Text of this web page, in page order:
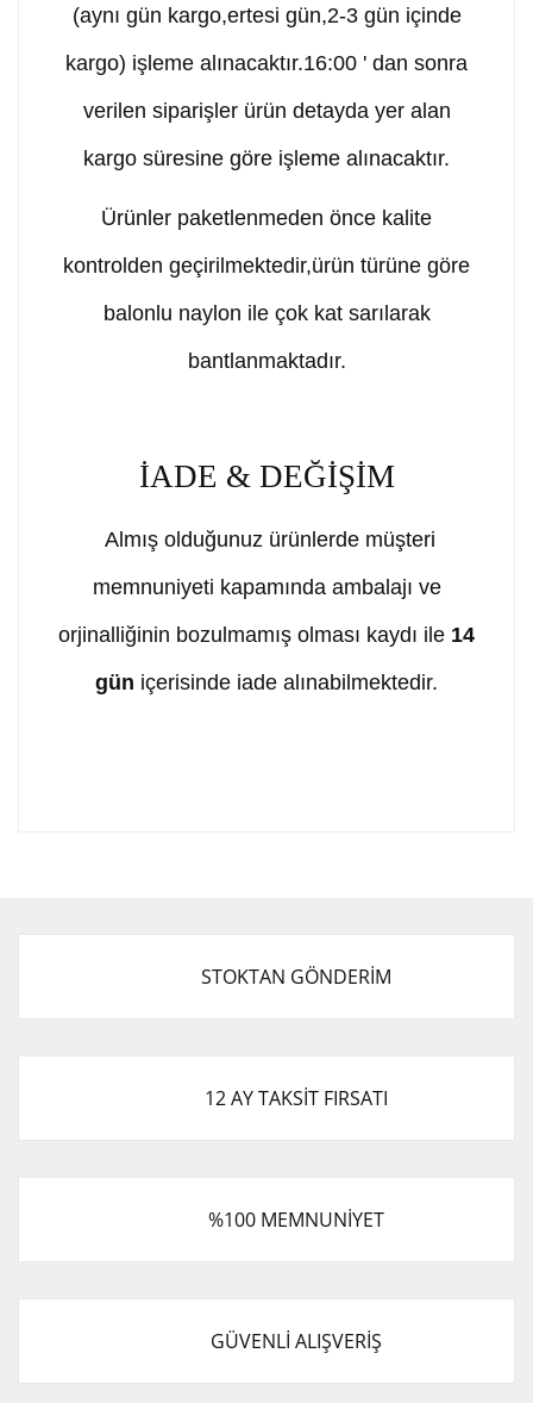
(aynı gün kargo,ertesi gün,2-3 gün içinde
kargo) işleme alınacaktır.16:00 ' dan sonra
verilen siparişler ürün detayda yer alan
kargo süresine göre işleme alınacaktır.
Ürünler paketlenmeden önce kalite
kontrolden geçirilmektedir,ürün türüne göre
balonlu naylon ile çok kat sarılarak
bantlanmaktadır.
İADE & DEĞİŞİM
Almış olduğunuz ürünlerde müşteri
memnuniyeti kapamında ambalajı ve
orjinalliğinin bozulmamış olması kaydı ile 14
gün içerisinde iade alınabilmektedir.
Ürün açıklamasında eksik bilgiler bulunuyor.
Bu ürüne benzer farklı alternatifler olmalı.
STOKTAN GÖNDERİM
12 AY TAKSİT FIRSATI
%100 MEMNUNİYET
GÜVENLİ ALIŞVERİŞ